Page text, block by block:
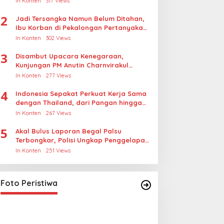
2
Jadi Tersangka Namun Belum Ditahan,
Ibu Korban di Pekalongan Pertanyakan
Keseriusan Polisi Tangani Kasus
In Konten 302 Views
3
Disambut Upacara Kenegaraan,
Kunjungan PM Anutin Charnvirakul
Perkuat Hubungan Indonesia-Thailand
In Konten 277 Views
4
Indonesia Sepakat Perkuat Kerja Sama
dengan Thailand, dari Pangan hingga
Ekonomi Digital
In Konten 267 Views
5
Akal Bulus Laporan Begal Palsu
Terbongkar, Polisi Ungkap Penggelapan
Uang Perusahaan untuk Crypto
In Konten 251 Views
Foto Peristiwa
Gabungan dan Penembakan
Senjata Khusus TNI
In Foto Peristiwa |